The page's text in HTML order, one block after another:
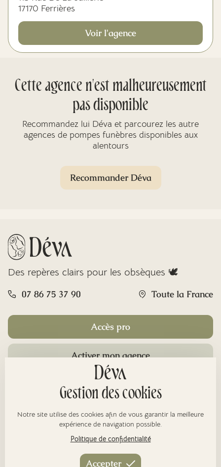
17170 Ferrières
Voir l'agence
Cette agence n'est malheureusement
pas disponible
Recommandez lui Déva et parcourez les autre
agences de pompes funèbres disponibles aux
alentours
Recommander Déva
Des repères clairs pour les obsèques 🕊️
07 86 75 37 90 Toute la France
Accès pro
Activer mon agence
Gestion des cookies
Notre site utilise des cookies afin de vous garantir la meilleure
expérience de navigation possible.
Politique de confidentialité
Accepter